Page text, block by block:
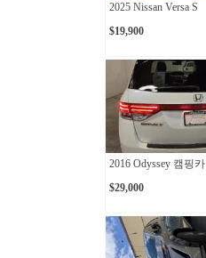
2025 Nissan Versa S
$19,900
2016 Odyssey 캠핑카
$29,000